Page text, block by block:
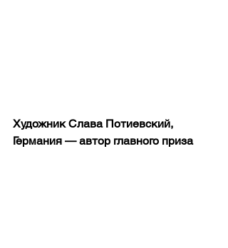
Художник Слава Потиевский,
Германия — автор главного приза